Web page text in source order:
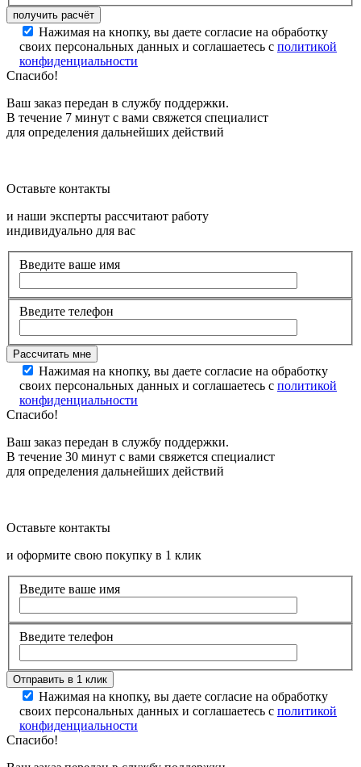
Нажимая на кнопку, вы даете согласие на обработку
своих персональных данных и соглашаетесь с политикой
конфиденциальности
Спасибо!
Ваш заказ передан в службу поддержки.
В течение 7 минут с вами свяжется специалист
для определения дальнейших действий
Оставьте контакты
и наши эксперты рассчитают работу
индивидуально для вас
Введите ваше имя
Введите телефон
Нажимая на кнопку, вы даете согласие на обработку
своих персональных данных и соглашаетесь с политикой
конфиденциальности
Спасибо!
Ваш заказ передан в службу поддержки.
В течение 30 минут с вами свяжется специалист
для определения дальнейших действий
Оставьте контакты
и оформите свою покупку в 1 клик
Введите ваше имя
Введите телефон
Нажимая на кнопку, вы даете согласие на обработку
своих персональных данных и соглашаетесь с политикой
конфиденциальности
Спасибо!